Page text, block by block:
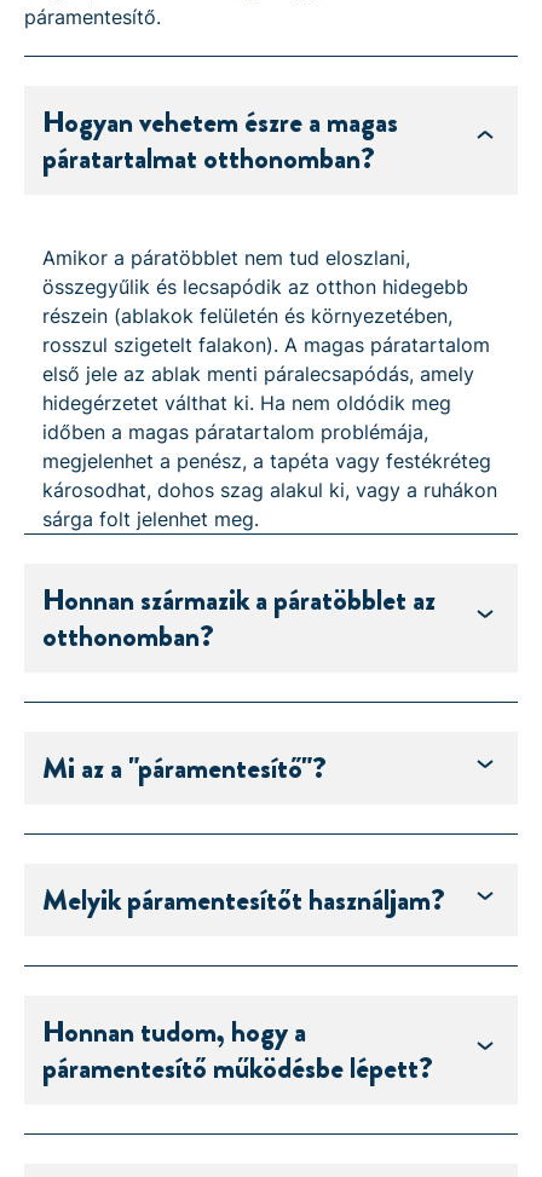
páramentesítő.
Hogyan vehetem észre a magas
páratartalmat otthonomban?
Amikor a páratöbblet nem tud eloszlani,
összegyűlik és lecsapódik az otthon hidegebb
részein (ablakok felületén és környezetében,
rosszul szigetelt falakon). A magas páratartalom
első jele az ablak menti páralecsapódás, amely
hidegérzetet válthat ki. Ha nem oldódik meg
időben a magas páratartalom problémája,
megjelenhet a penész, a tapéta vagy festékréteg
károsodhat, dohos szag alakul ki, vagy a ruhákon
sárga folt jelenhet meg.
Honnan származik a páratöbblet az
otthonomban?
Mi az a "páramentesítő"?
Melyik páramentesítőt használjam?
Honnan tudom, hogy a
páramentesítő működésbe lépett?